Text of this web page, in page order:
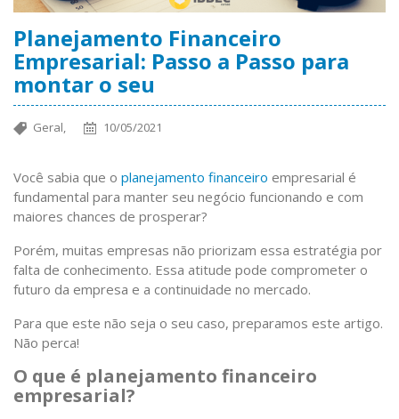
Planejamento Financeiro
Empresarial: Passo a Passo para
montar o seu
Geral, 10/05/2021
Você sabia que o planejamento financeiro empresarial é
fundamental para manter seu negócio funcionando e com
maiores chances de prosperar?
Porém, muitas empresas não priorizam essa estratégia por
falta de conhecimento. Essa atitude pode comprometer o
futuro da empresa e a continuidade no mercado.
Para que este não seja o seu caso, preparamos este artigo.
Não perca!
O que é planejamento financeiro
empresarial?